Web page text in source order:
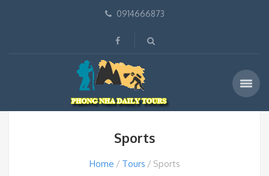
0914666873
Sports
Home Tours Sports